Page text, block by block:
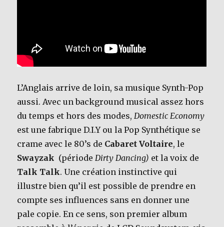
L’Anglais arrive de loin, sa musique Synth-Pop
aussi. Avec un background musical assez hors
du temps et hors des modes,Domestic Economy
est une fabrique D.I.Y ou la Pop Synthétique se
crame avec le 80’s de Cabaret Voltaire, le
Swayzak (périodeDirty Dancing) et la voix de
Talk Talk. Une création instinctive qui
illustre bien qu’il est possible de prendre en
compte ses influences sans en donner une
pale copie. En ce sens, son premier album